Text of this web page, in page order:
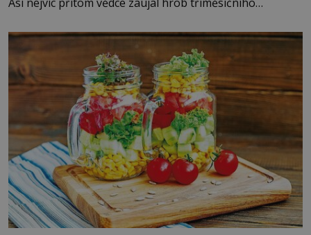
blonďaté vlásky. Fakt, že jsou těla dávných lidí nesmírně
dobře zachovalá, přičítají odborníci zdejším klimatickým
podmínkám. Sucho, prosolené písky a extrémně